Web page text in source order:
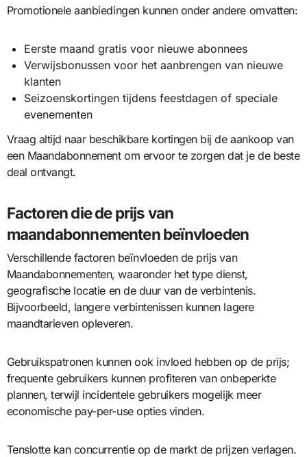
Promotionele aanbiedingen kunnen onder andere omvatten:
Eerste maand gratis voor nieuwe abonnees
Verwijsbonussen voor het aanbrengen van nieuwe
klanten
Seizoenskortingen tijdens feestdagen of speciale
evenementen
Vraag altijd naar beschikbare kortingen bij de aankoop van
een Maandabonnement om ervoor te zorgen dat je de beste
deal ontvangt.
Factoren die de prijs van
maandabonnementen beïnvloeden
Verschillende factoren beïnvloeden de prijs van
Maandabonnementen, waaronder het type dienst,
geografische locatie en de duur van de verbintenis.
Bijvoorbeeld, langere verbintenissen kunnen lagere
maandtarieven opleveren.
Gebruikspatronen kunnen ook invloed hebben op de prijs;
frequente gebruikers kunnen profiteren van onbeperkte
plannen, terwijl incidentele gebruikers mogelijk meer
economische pay-per-use opties vinden.
Tenslotte kan concurrentie op de markt de prijzen verlagen.